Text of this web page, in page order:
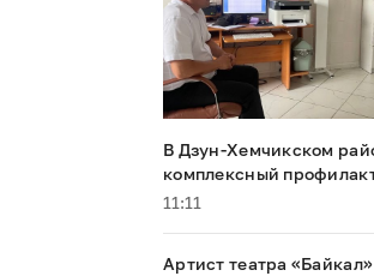
В Дзун-Хемчикском
комплексный
рейд
11:11
Артист театра